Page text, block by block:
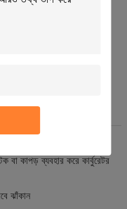
বা কাপড় ব্যবহার করে কার্বুরেটর
ঝাঁকান